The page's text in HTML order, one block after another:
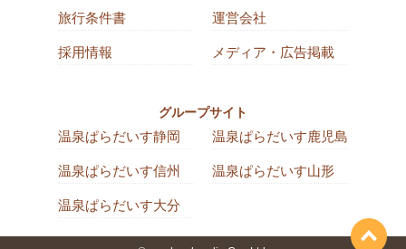
旅行条件書 運営会社
採用情報 メディア・広告掲載
グループサイト
温泉ぱらだいす静岡 温泉ぱらだいす鹿児島
温泉ぱらだいす信州 温泉ぱらだいす山形
温泉ぱらだいす大分